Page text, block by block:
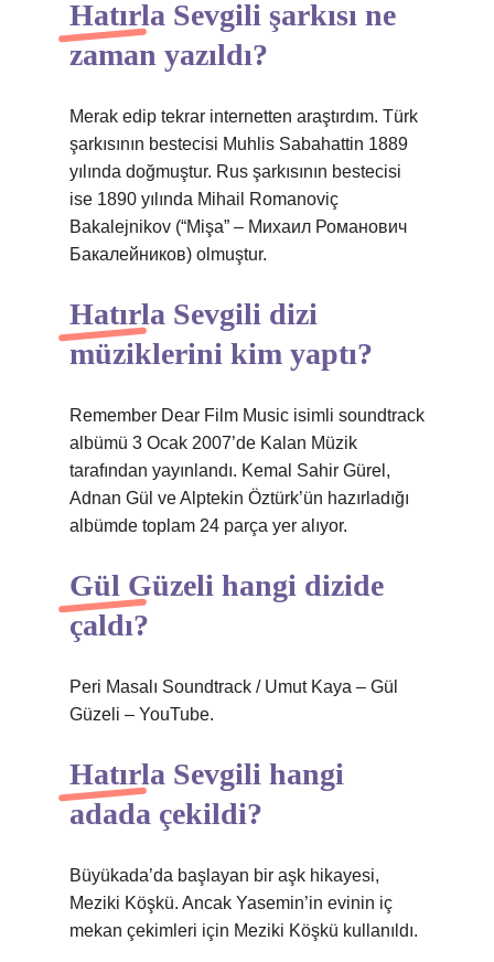
Hatırla Sevgili şarkısı ne
zaman yazıldı?
Merak edip tekrar internetten araştırdım. Türk
şarkısının bestecisi Muhlis Sabahattin 1889
yılında doğmuştur. Rus şarkısının bestecisi
ise 1890 yılında Mihail Romanoviç
Bakalejnikov (“Mişa” – Михаил Романович
Бакалейников) olmuştur.
Hatırla Sevgili dizi
müziklerini kim yaptı?
Remember Dear Film Music isimli soundtrack
albümü 3 Ocak 2007’de Kalan Müzik
tarafından yayınlandı. Kemal Sahir Gürel,
Adnan Gül ve Alptekin Öztürk’ün hazırladığı
albümde toplam 24 parça yer alıyor.
Gül Güzeli hangi dizide
çaldı?
Peri Masalı Soundtrack / Umut Kaya – Gül
Güzeli – YouTube.
Hatırla Sevgili hangi
adada çekildi?
Büyükada’da başlayan bir aşk hikayesi,
Meziki Köşkü. Ancak Yasemin’in evinin iç
mekan çekimleri için Meziki Köşkü kullanıldı.